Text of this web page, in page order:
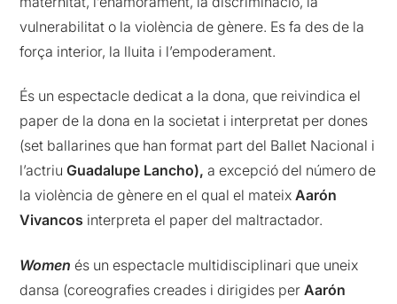
vulnerabilitat o la violència de gènere. Es fa des de la
força interior, la lluita i l’empoderament.
És un espectacle dedicat a la dona, que reivindica el
paper de la dona en la societat i interpretat per dones
(set ballarines que han format part del Ballet Nacional i
l’actriuGuadalupe Lancho), a excepció del número de
la violència de gènere en el qual el mateixAarón
Vivancos interpreta el paper del maltractador.
Women és un espectacle multidisciplinari que uneix
dansa (coreografies creades i dirigides perAarón